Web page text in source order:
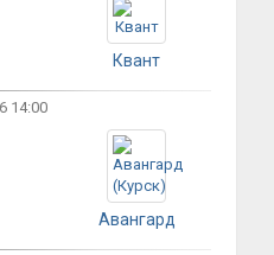
Квант
14:00
Авангард